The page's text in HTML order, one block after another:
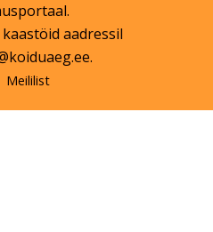
aadressil
.
Meililist